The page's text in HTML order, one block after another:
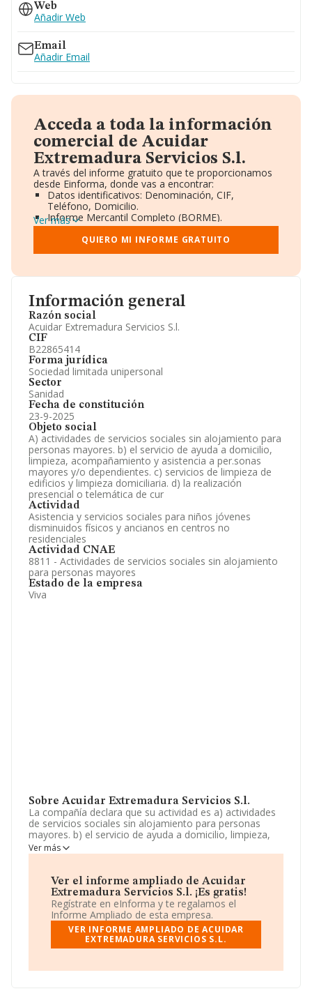
Información general
Razón social
Acuidar Extremadura Servicios S.l.
CIF
B22865414
Forma jurídica
Sociedad limitada unipersonal
Sector
Sanidad
Fecha de constitución
23-9-2025
Objeto social
A) actividades de servicios sociales sin alojamiento para
personas mayores. b) el servicio de ayuda a domicilio,
limpieza, acompañamiento y asistencia a per.sonas
mayores y/o dependientes. c) servicios de limpieza de
edificios y limpieza domiciliaria. d) la realización
presencial o telemática de cur
Actividad
Asistencia y servicios sociales para niños jóvenes
disminuidos físicos y ancianos en centros no
residenciales
Actividad CNAE
8811 - Actividades de servicios sociales sin alojamiento
para personas mayores
Estado de la empresa
Viva
Sobre Acuidar Extremadura Servicios S.l.
La compañía declara que su actividad es a) actividades
de servicios sociales sin alojamiento para personas
mayores. b) el servicio de ayuda a domicilio, limpieza,
acompañamiento y asistencia a per.sonas mayores y/o
dependientes. c) servicios de limpieza de edificios y
telemática de cur. La empresa aparece inscrita en el
Registro Mercantil como Sociedad Limitada. Clasifica su
actividad CNAE como 'Actividades de servicios sociales
sin alojamiento para personas mayores', código 8811.
La sociedad no tiene actividad en mercados exteriores.
La sociedadAcuidar Extremadura Servicios S.L, con
núm. 2, (06220), en el municipio de Villafranca De Los
Ver más
Ver el informe ampliado de Acuidar
Extremadura Servicios S.l. ¡Es gratis!
Regístrate en eInforma y te regalamos el
Informe Ampliado de esta empresa.
VER INFORME AMPLIADO DE ACUIDAR
EXTREMADURA SERVICIOS S.L.
Web
Añadir Web
Email
Añadir Email
Acceda a toda la información
comercial de Acuidar
Extremadura Servicios S.l.
A través del informe gratuito que te proporcionamos
desde Einforma, donde vas a encontrar:
Datos identificativos: Denominación, CIF,
Teléfono, Domicilio.
Informe Mercantil Completo (BORME).
Gráficos de Evolución Ventas y Empleados.
Consejo de Administración y Administradores.
Directivos y Ejecutivos.
Información oficial y registral complementaria.
Ver más
QUIERO MI INFORME GRATUITO